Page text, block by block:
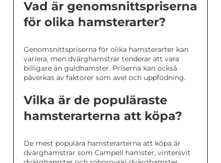
Vad är genomsnittspriserna
för olika hamsterarter?
Genomsnittspriserna för olika hamsterarter kan
variera, men dvärghamstrar tenderar att vara
billigare än guldhamster. Priserna kan också
påverkas av faktorer som avel och uppfödning.
Vilka är de populäraste
hamsterarterna att köpa?
De mest populära hamsterarterna att köpa är
dvärghamstrar som Campell hamster, vintersvit